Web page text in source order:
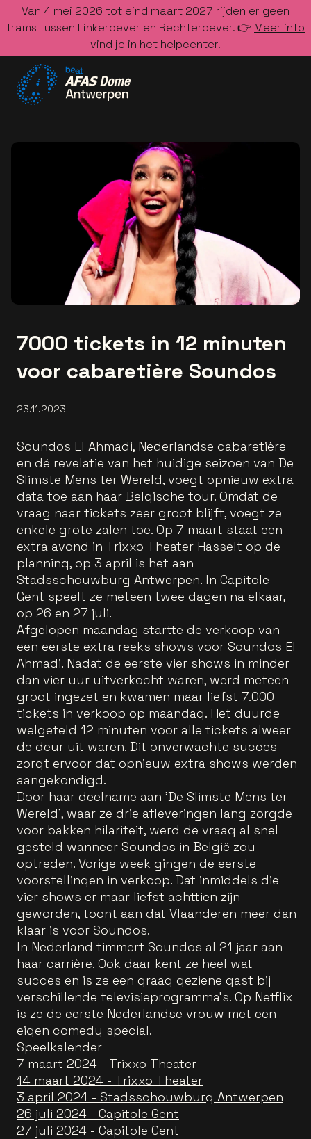
Van 4 mei 2026 tot eind maart 2027 rijden er geen
trams tussen Linkeroever en Rechteroever. 👉 Meer info
vind je in het helpcenter.
7000 tickets in 12 minuten
voor cabaretière Soundos
23.11.2023
Soundos El Ahmadi, Nederlandse cabaretière
en dé revelatie van het huidige seizoen van De
Slimste Mens ter Wereld, voegt opnieuw extra
data toe aan haar Belgische tour. Omdat de
vraag naar tickets zeer groot blijft, voegt ze
enkele grote zalen toe. Op 7 maart staat een
extra avond in Trixxo Theater Hasselt op de
planning, op 3 april is het aan
Stadsschouwburg Antwerpen. In Capitole
Gent speelt ze meteen twee dagen na elkaar,
op 26 en 27 juli.
Afgelopen maandag startte de verkoop van
een eerste extra reeks shows voor Soundos El
Ahmadi. Nadat de eerste vier shows in minder
dan vier uur uitverkocht waren, werd meteen
groot ingezet en kwamen maar liefst 7.000
tickets in verkoop op maandag. Het duurde
welgeteld 12 minuten voor alle tickets alweer
de deur uit waren. Dit onverwachte succes
zorgt ervoor dat opnieuw extra shows werden
aangekondigd.
Door haar deelname aan 'De Slimste Mens ter
Wereld', waar ze drie afleveringen lang zorgde
voor bakken hilariteit, werd de vraag al snel
gesteld wanneer Soundos in België zou
optreden. Vorige week gingen de eerste
voorstellingen in verkoop. Dat inmiddels die
vier shows er maar liefst achttien zijn
geworden, toont aan dat Vlaanderen meer dan
klaar is voor Soundos.
In Nederland timmert Soundos al 21 jaar aan
haar carrière. Ook daar kent ze heel wat
succes en is ze een graag geziene gast bij
verschillende televisieprogramma's. Op Netflix
is ze de eerste Nederlandse vrouw met een
eigen comedy special.
Speelkalender
7 maart 2024 - Trixxo Theater
14 maart 2024 - Trixxo Theater
3 april 2024 - Stadsschouwburg Antwerpen
26 juli 2024 - Capitole Gent
27 juli 2024 - Capitole Gent